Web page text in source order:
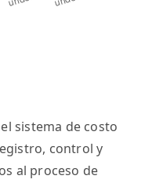
sistema de costo
control y
al proceso de